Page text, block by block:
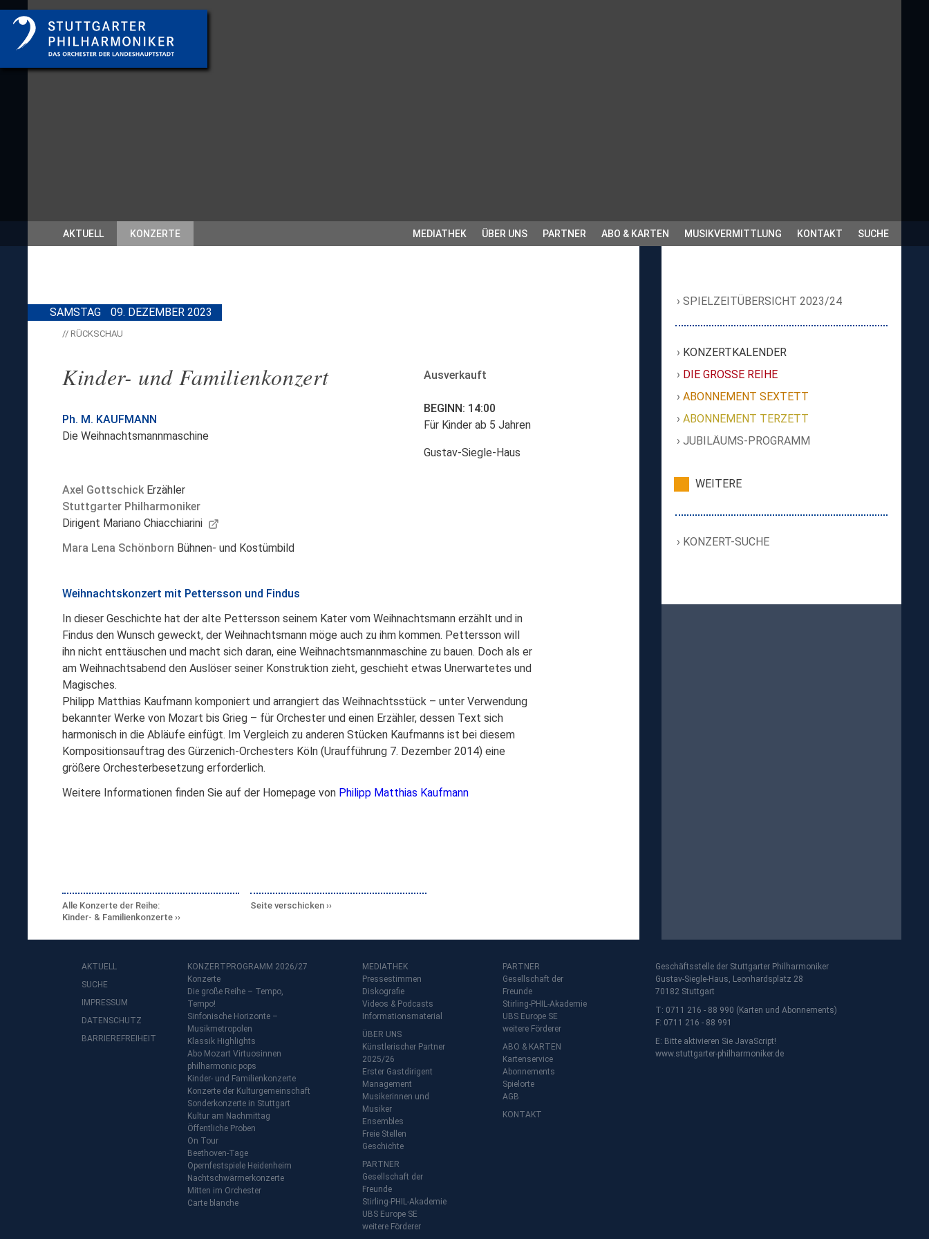
AKTUELL KONZERTE MEDIATHEK ÜBER UNS PARTNER ABO & KARTEN MUSIKVERMITTLUNG KONTAKT SUCHE
SAMSTAG 09. DEZEMBER 2023
// RÜCKSCHAU
Kinder- und Familienkonzert Ausverkauft
BEGINN: 14:00
Für Kinder ab 5 Jahren
Gustav-Siegle-Haus
Ph. M. KAUFMANN
Die Weihnachtsmannmaschine
Axel Gottschick Erzähler
Stuttgarter Philharmoniker
Dirigent Mariano Chiacchiarini
Mara Lena Schönborn Bühnen- und Kostümbild
Weihnachtskonzert mit Pettersson und Findus
In dieser Geschichte hat der alte Pettersson seinem Kater vom Weihnachtsmann erzählt und in
Findus den Wunsch geweckt, der Weihnachtsmann möge auch zu ihm kommen. Pettersson will
ihn nicht enttäuschen und macht sich daran, eine Weihnachtsmannmaschine zu bauen. Doch als er
am Weihnachtsabend den Auslöser seiner Konstruktion zieht, geschieht etwas Unerwartetes und
Magisches.
Philipp Matthias Kaufmann komponiert und arrangiert das Weihnachtsstück – unter Verwendung
bekannter Werke von Mozart bis Grieg – für Orchester und einen Erzähler, dessen Text sich
harmonisch in die Abläufe einfügt. Im Vergleich zu anderen Stücken Kaufmanns ist bei diesem
Kompositionsauftrag des Gürzenich-Orchesters Köln (Uraufführung 7. Dezember 2014) eine
größere Orchesterbesetzung erforderlich.
Weitere Informationen finden Sie auf der Homepage von Philipp Matthias Kaufmann
Alle Konzerte der Reihe:
Kinder- & Familienkonzerte
Seite verschicken
SPIELZEITÜBERSICHT 2023/24
KONZERTKALENDER
DIE GROSSE REIHE
ABONNEMENT SEXTETT
ABONNEMENT TERZETT
JUBILÄUMS-PROGRAMM
WEITERE
KONZERT-SUCHE
AKTUELL
SUCHE
IMPRESSUM
DATENSCHUTZ
BARRIEREFREIHEIT
KONZERTPROGRAMM 2026/27
Konzerte
Die große Reihe – Tempo,
Tempo!
Sinfonische Horizonte –
Musikmetropolen
Klassik Highlights
Abo Mozart Virtuosinnen
philharmonic pops
Kinder- und Familienkonzerte
Konzerte der Kulturgemeinschaft
Sonderkonzerte in Stuttgart
Kultur am Nachmittag
Öffentliche Proben
On Tour
Beethoven-Tage
Opernfestspiele Heidenheim
Nachtschwärmerkonzerte
Mitten im Orchester
Carte blanche
MEDIATHEK
Pressestimmen
Diskografie
Videos & Podcasts
Informationsmaterial
ÜBER UNS
Künstlerischer Partner
2025/26
Erster Gastdirigent
Management
Musikerinnen und
Musiker
Ensembles
Freie Stellen
Geschichte
PARTNER
Gesellschaft der
Freunde
Stirling-PHIL-Akademie
UBS Europe SE
weitere Förderer
PARTNER
Gesellschaft der
Freunde
Stirling-PHIL-Akademie
UBS Europe SE
weitere Förderer
ABO & KARTEN
Kartenservice
Abonnements
Spielorte
AGB
KONTAKT
Geschäftsstelle der Stuttgarter Philharmoniker
Gustav-Siegle-Haus, Leonhardsplatz 28
70182 Stuttgart
T: 0711 216 - 88 990 (Karten und Abonnements)
F: 0711 216 - 88 991
E: Bitte aktivieren Sie JavaScript!
www.stuttgarter-philharmoniker.de